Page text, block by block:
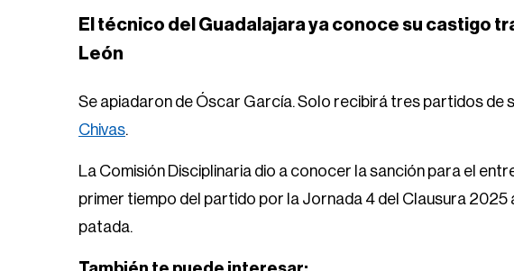
El técnico del Guadalajara ya conoce su castigo
León
Se apiadaron de Óscar García. Solo recibirá tres partidos de
Chivas.
La Comisión Disciplinaria dio a conocer la sanción para el
primer tiempo del partido por la Jornada 4 del Clausura 2025
patada.